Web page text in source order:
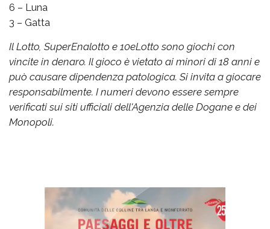
6 – Luna
3 – Gatta
Il Lotto, SuperEnalotto e 10eLotto sono giochi con
vincite in denaro. Il gioco è vietato ai minori di 18 anni e
può causare dipendenza patologica. Si invita a giocare
responsabilmente. I numeri devono essere sempre
verificati sui siti ufficiali dell'Agenzia delle Dogane e dei
Monopoli.